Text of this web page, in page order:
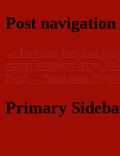
Post navigation
← Previous Previous post:
পাচারের মাস্টারপ্ল্যান ভেস্তে
Next → Next post:
Primary